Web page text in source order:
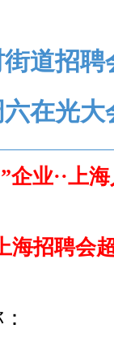
道招
在光
企业··上
海招聘会